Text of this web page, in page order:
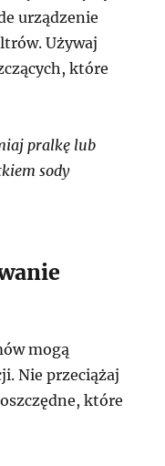
urządzenie
Używaj
które
pralkę lub
sody
mogą
Nie przeciążaj
które